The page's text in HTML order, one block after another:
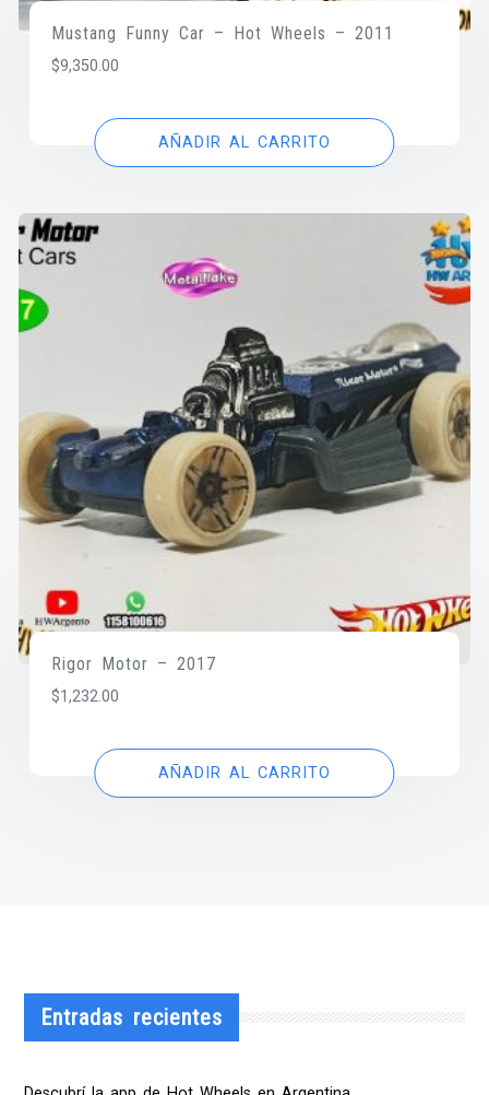
Mustang Funny Car – Hot Wheels – 2011
$9,350.00
AÑADIR AL CARRITO
Rigor Motor – 2017
$1,232.00
AÑADIR AL CARRITO
Entradas recientes